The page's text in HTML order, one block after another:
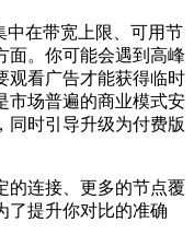
中在带宽上限、可用节
面。你可能会遇到高峰
观看广告才能获得临时
市场普遍的商业模式安
同时引导升级为付费版
的连接、更多的节点覆
了提升你对比的准确